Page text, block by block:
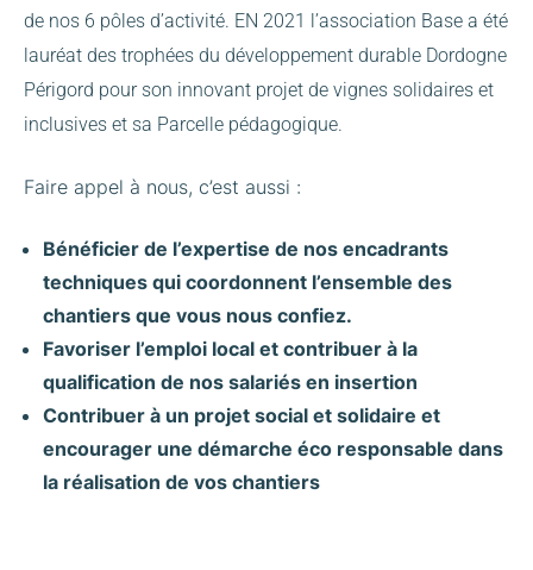
de nos 6 pôles d’activité. EN 2021 l’association Base a été
lauréat des trophées du développement durable Dordogne
Périgord pour son innovant projet de vignes solidaires et
inclusives et sa Parcelle pédagogique.
Faire appel à nous, c’est aussi :
Bénéficier de l’expertise de nos encadrants
techniques qui coordonnent l’ensemble des
chantiers que vous nous confiez.
Favoriser l’emploi local et contribuer à la
qualification de nos salariés en insertion
Contribuer à un projet social et solidaire et
encourager une démarche éco responsable dans
la réalisation de vos chantiers